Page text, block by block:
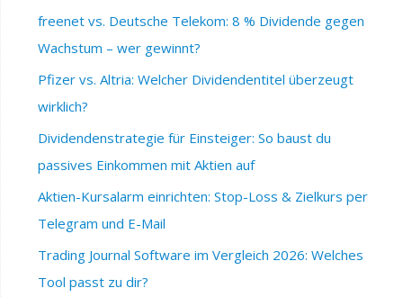
freenet vs. Deutsche Telekom: 8 % Dividende gegen
Wachstum – wer gewinnt?
Pfizer vs. Altria: Welcher Dividendentitel überzeugt
wirklich?
Dividendenstrategie für Einsteiger: So baust du
passives Einkommen mit Aktien auf
Aktien-Kursalarm einrichten: Stop-Loss & Zielkurs per
Telegram und E-Mail
Trading Journal Software im Vergleich 2026: Welches
Tool passt zu dir?